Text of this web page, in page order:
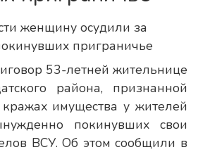
53-летней жительнице
района, признанной
имущества у жителей
покинувших свои
ВСУ. Об этом сообщили в